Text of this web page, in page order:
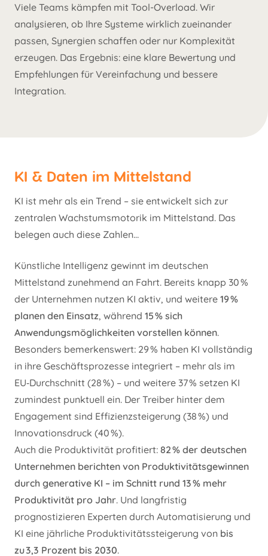
Viele Teams kämpfen mit Tool-Overload. Wir
analysieren, ob Ihre Systeme wirklich zueinander
passen, Synergien schaffen oder nur Komplexität
erzeugen. Das Ergebnis: eine klare Bewertung und
Empfehlungen für Vereinfachung und bessere
Integration.
KI & Daten im Mittelstand
KI ist mehr als ein Trend – sie entwickelt sich zur
zentralen Wachstumsmotorik im Mittelstand. Das
belegen auch diese Zahlen…
Künstliche Intelligenz gewinnt im deutschen
Mittelstand zunehmend an Fahrt. Bereits knapp 30 %
der Unternehmen nutzen KI aktiv, und weitere 19 %
planen den Einsatz, während 15 % sich
Anwendungsmöglichkeiten vorstellen können.
Besonders bemerkenswert: 29 % haben KI vollständig
in ihre Geschäftsprozesse integriert – mehr als im
EU‑Durchschnitt (28 %) – und weitere 37 % setzen KI
zumindest punktuell ein. Der Treiber hinter dem
Engagement sind Effizienzsteigerung (38 %) und
Innovationsdruck (40 %).
Auch die Produktivität profitiert: 82 % der deutschen
Unternehmen berichten von Produktivitätsgewinnen
durch generative KI – im Schnitt rund 13 % mehr
Produktivität pro Jahr. Und langfristig
prognostizieren Experten durch Automatisierung und
KI eine jährliche Produktivitätssteigerung von bis
zu 3,3 Prozent bis 2030.